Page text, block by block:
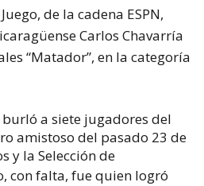
de la cadena ESPN,
Carlos Chavarría
“Matador”, en la categoría
a siete jugadores del
amistoso del pasado 23 de
y la Selección de
con falta, fue quien logró